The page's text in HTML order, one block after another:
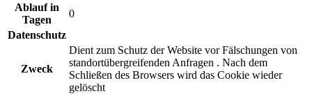
Ablauf in
Tagen
0
Datenschutz
Zweck
Dient zum Schutz der Website vor Fälschungen von
standortübergreifenden Anfragen . Nach dem
Schließen des Browsers wird das Cookie wieder
gelöscht